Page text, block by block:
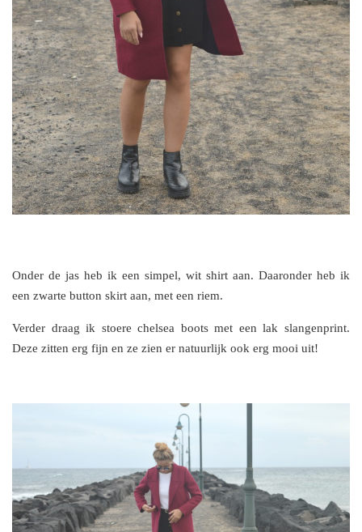
Onder de jas heb ik een simpel, wit shirt aan. Daaronder heb ik
een zwarte button skirt aan, met een riem.
Verder draag ik stoere chelsea boots met een lak slangenprint.
Deze zitten erg fijn en ze zien er natuurlijk ook erg mooi uit!